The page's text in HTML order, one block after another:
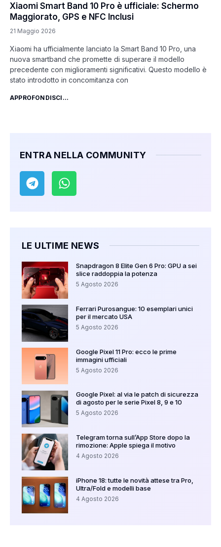
Xiaomi Smart Band 10 Pro è ufficiale: Schermo
Maggiorato, GPS e NFC Inclusi
21 Maggio 2026
Xiaomi ha ufficialmente lanciato la Smart Band 10 Pro, una
nuova smartband che promette di superare il modello
precedente con miglioramenti significativi. Questo modello è
stato introdotto in concomitanza con
APPROFONDISCI...
ENTRA NELLA COMMUNITY
LE ULTIME NEWS
Snapdragon 8 Elite Gen 6 Pro: GPU a sei
slice raddoppia la potenza
5 Agosto 2026
Ferrari Purosangue: 10 esemplari unici
per il mercato USA
5 Agosto 2026
Google Pixel 11 Pro: ecco le prime
immagini ufficiali
5 Agosto 2026
Google Pixel: al via le patch di sicurezza
di agosto per le serie Pixel 8, 9 e 10
5 Agosto 2026
Telegram torna sull’App Store dopo la
rimozione: Apple spiega il motivo
4 Agosto 2026
iPhone 18: tutte le novità attese tra Pro,
Ultra/Fold e modelli base
4 Agosto 2026